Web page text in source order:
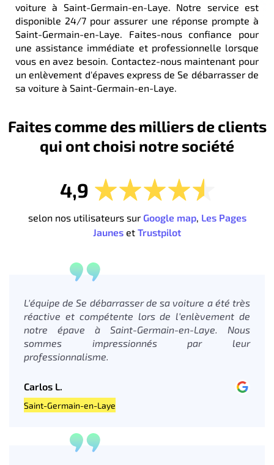
voiture à Saint-Germain-en-Laye. Notre service est
disponible 24/7 pour assurer une réponse prompte à
Saint-Germain-en-Laye. Faites-nous confiance pour
une assistance immédiate et professionnelle lorsque
vous en avez besoin. Contactez-nous maintenant pour
un enlèvement d'épaves express de Se débarrasser de
sa voiture à Saint-Germain-en-Laye.
Faites comme des milliers de clients
qui ont choisi notre société
4,9
selon nos utilisateurs sur Google map, Les Pages
Jaunes et Trustpilot
L'équipe de Se débarrasser de sa voiture a été très
réactive et compétente lors de l'enlèvement de
notre épave à Saint-Germain-en-Laye. Nous
sommes impressionnés par leur
professionnalisme.
Carlos L.
Saint-Germain-en-Laye